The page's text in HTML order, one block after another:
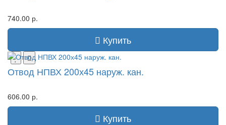
740.00 р.
Купить
Отвод НПВХ 200х45 наруж. кан.
606.00 р.
Купить